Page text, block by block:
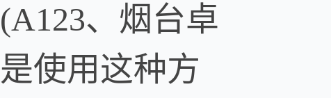
(A123、烟台卓
是使用这种方